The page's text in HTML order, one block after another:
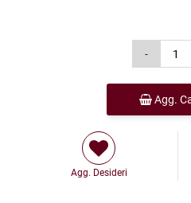
Agg.
Agg. Desideri